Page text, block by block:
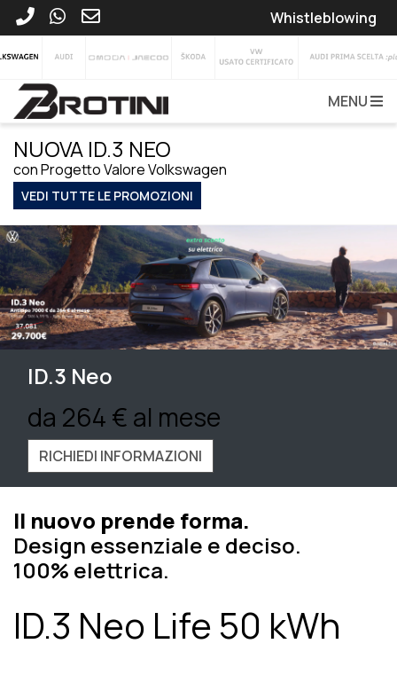
Whistleblowing
MENU
NUOVA ID.3 NEO
con Progetto Valore Volkswagen
VEDI TUTTE LE PROMOZIONI
ID.3 Neo
da 264 € al mese
RICHIEDI INFORMAZIONI
Il nuovo prende forma.
Design essenziale e deciso.
100% elettrica.
ID.3 Neo Life 50 kWh